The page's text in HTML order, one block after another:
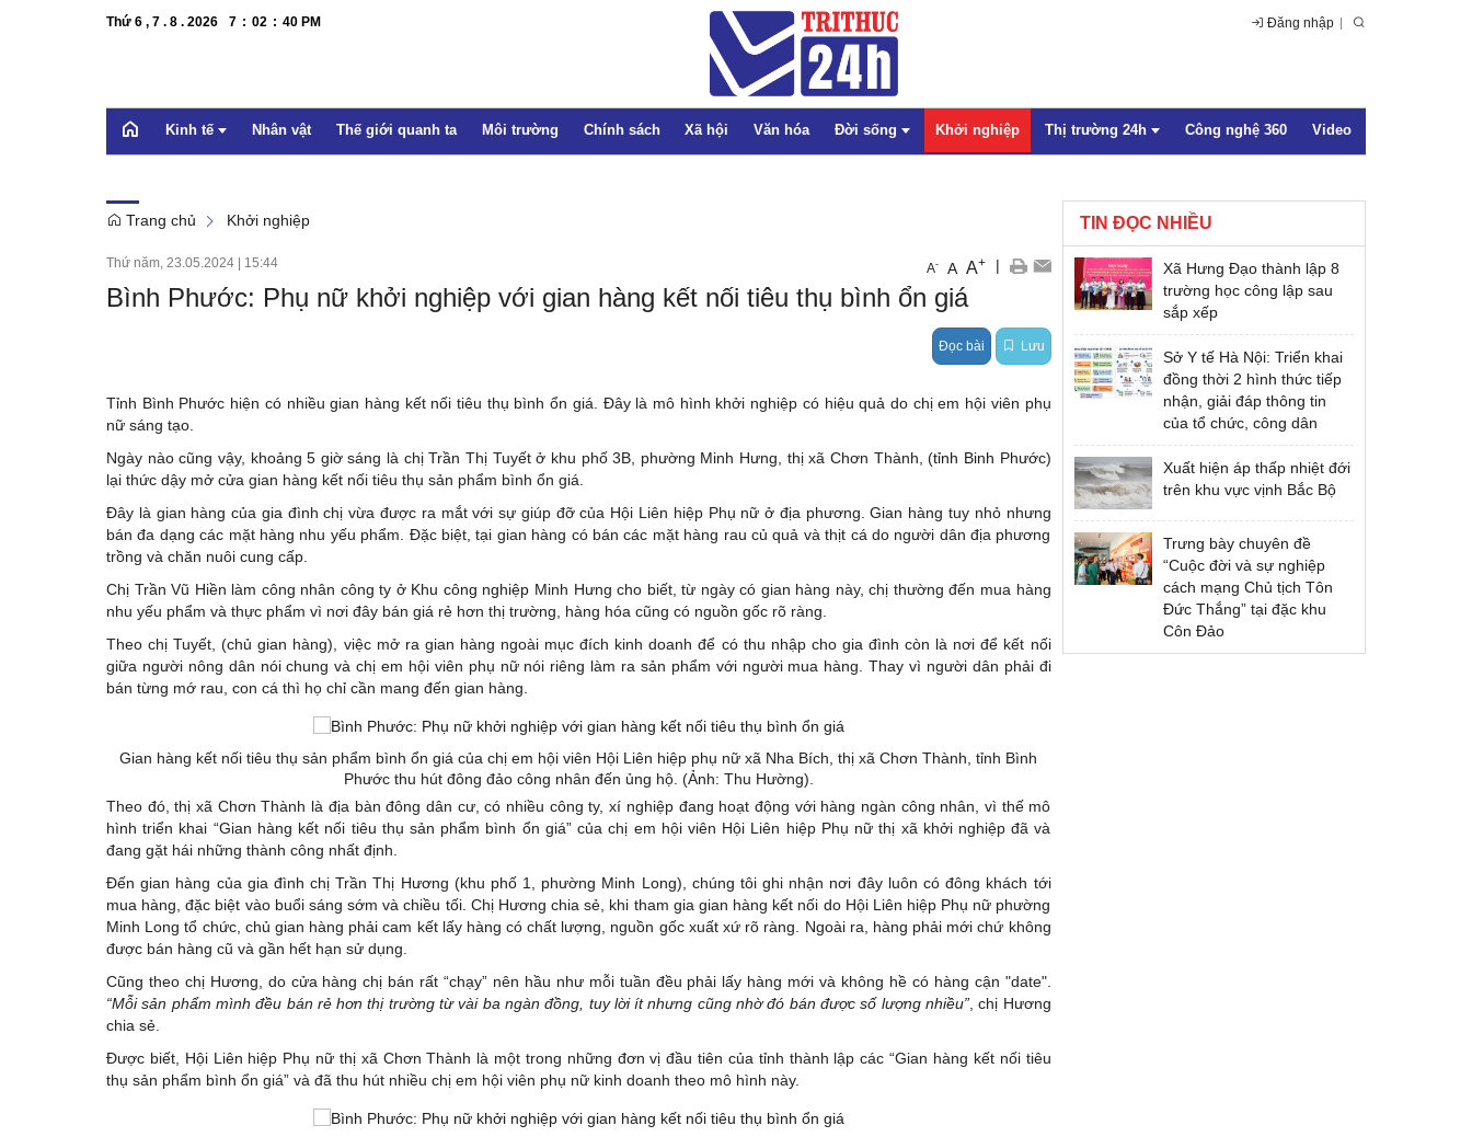
Thứ 6 , 7 . 8 . 2026 7 : 02 : 40 PM Đăng nhập
Kinh tế
OCOP
Bất động sản
Dự báo
Nhân vật Thế giới quanh ta Môi trường Chính sách Xã hội Văn hóa Đời sống
Emagazine
Khởi nghiệp Thị trường 24h
Trong nước
Quốc tế
Công nghệ 360 Video
Trang chủ Khởi nghiệp
Thứ năm, 23.05.2024 | 15:44 A- A A+ |
Bình Phước: Phụ nữ khởi nghiệp với gian hàng kết nối tiêu thụ bình ổn giá
Đọc bài Lưu
Tỉnh Bình Phước hiện có nhiều gian hàng kết nối tiêu thụ bình ổn giá. Đây là mô hình khởi nghiệp có hiệu quả do chị em hội viên phụ
nữ sáng tạo.
Ngày nào cũng vậy, khoảng 5 giờ sáng là chị Trần Thị Tuyết ở khu phố 3B, phường Minh Hưng, thị xã Chơn Thành, (tỉnh Binh Phước)
lại thức dậy mở cửa gian hàng kết nối tiêu thụ sản phẩm bình ổn giá.
Đây là gian hàng của gia đình chị vừa được ra mắt với sự giúp đỡ của Hội Liên hiệp Phụ nữ ở địa phương. Gian hàng tuy nhỏ nhưng
bán đa dạng các mặt hàng nhu yếu phẩm. Đặc biệt, tại gian hàng có bán các mặt hàng rau củ quả và thịt cá do người dân địa phương
trồng và chăn nuôi cung cấp.
Chị Trần Vũ Hiền làm công nhân công ty ở Khu công nghiệp Minh Hưng cho biết, từ ngày có gian hàng này, chị thường đến mua hàng
nhu yếu phẩm và thực phẩm vì nơi đây bán giá rẻ hơn thị trường, hàng hóa cũng có nguồn gốc rõ ràng.
Theo chị Tuyết, (chủ gian hàng), việc mở ra gian hàng ngoài mục đích kinh doanh để có thu nhập cho gia đình còn là nơi để kết nối
giữa người nông dân nói chung và chị em hội viên phụ nữ nói riêng làm ra sản phẩm với người mua hàng. Thay vì người dân phải đi
bán từng mớ rau, con cá thì họ chỉ cần mang đến gian hàng.
Gian hàng kết nối tiêu thụ sản phẩm bình ổn giá của chị em hội viên Hội Liên hiệp phụ nữ xã Nha Bích, thị xã Chơn Thành, tỉnh Bình
Phước thu hút đông đảo công nhân đến ủng hộ. (Ảnh: Thu Hường).
Theo đó, thị xã Chơn Thành là địa bàn đông dân cư, có nhiều công ty, xí nghiệp đang hoạt động với hàng ngàn công nhân, vì thế mô
hình triển khai “Gian hàng kết nối tiêu thụ sản phẩm bình ổn giá” của chị em hội viên Hội Liên hiệp Phụ nữ thị xã khởi nghiệp đã và
đang gặt hái những thành công nhất định.
Đến gian hàng của gia đình chị Trần Thị Hương (khu phố 1, phường Minh Long), chúng tôi ghi nhận nơi đây luôn có đông khách tới
mua hàng, đặc biệt vào buổi sáng sớm và chiều tối. Chị Hương chia sẻ, khi tham gia gian hàng kết nối do Hội Liên hiệp Phụ nữ phường
Minh Long tổ chức, chủ gian hàng phải cam kết lấy hàng có chất lượng, nguồn gốc xuất xứ rõ ràng. Ngoài ra, hàng phải mới chứ không
được bán hàng cũ và gần hết hạn sử dụng.
Cũng theo chị Hương, do cửa hàng chị bán rất “chạy” nên hầu như mỗi tuần đều phải lấy hàng mới và không hề có hàng cận "date".
“Mỗi sản phẩm mình đều bán rẻ hơn thị trường từ vài ba ngàn đồng, tuy lời ít nhưng cũng nhờ đó bán được số lượng nhiều”, chị Hương
chia sẻ.
Được biết, Hội Liên hiệp Phụ nữ thị xã Chơn Thành là một trong những đơn vị đầu tiên của tỉnh thành lập các “Gian hàng kết nối tiêu
thụ sản phẩm bình ổn giá” và đã thu hút nhiều chị em hội viên phụ nữ kinh doanh theo mô hình này.
TIN ĐỌC NHIỀU
Xã Hưng Đạo thành lập 8
trường học công lập sau
sắp xếp
Sở Y tế Hà Nội: Triển khai
đồng thời 2 hình thức tiếp
nhận, giải đáp thông tin
của tổ chức, công dân
Xuất hiện áp thấp nhiệt đới
trên khu vực vịnh Bắc Bộ
Trưng bày chuyên đề
“Cuộc đời và sự nghiệp
cách mạng Chủ tịch Tôn
Đức Thắng” tại đặc khu
Côn Đảo